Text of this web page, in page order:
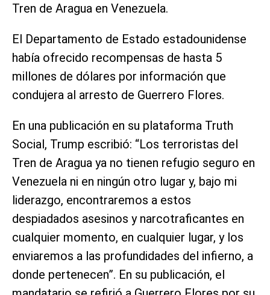
Tren de Aragua en Venezuela.
El Departamento de Estado estadounidense
había ofrecido recompensas de hasta 5
millones de dólares por información que
condujera al arresto de Guerrero Flores.
En una publicación en su plataforma Truth
Social, Trump escribió: “Los terroristas del
Tren de Aragua ya no tienen refugio seguro en
Venezuela ni en ningún otro lugar y, bajo mi
liderazgo, encontraremos a estos
despiadados asesinos y narcotraficantes en
cualquier momento, en cualquier lugar, y los
enviaremos a las profundidades del infierno, a
donde pertenecen”. En su publicación, el